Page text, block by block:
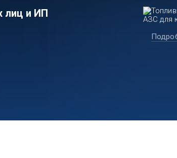
лиц и ИП